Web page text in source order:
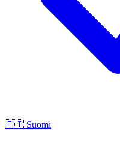
🇫🇮 Suomi